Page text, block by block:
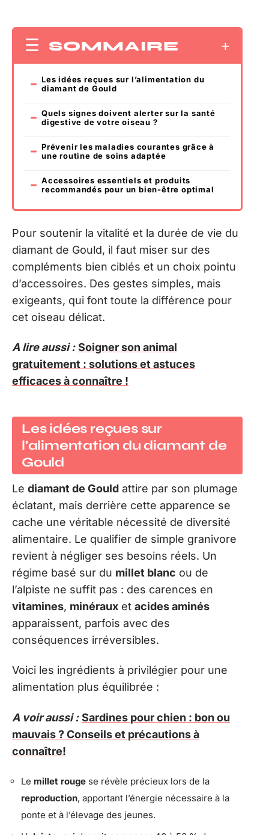
SOMMAIRE
Les idées reçues sur l’alimentation du
diamant de Gould
Quels signes doivent alerter sur la santé
digestive de votre oiseau ?
Prévenir les maladies courantes grâce à
une routine de soins adaptée
Accessoires essentiels et produits
recommandés pour un bien-être optimal
Pour soutenir la vitalité et la durée de vie du
diamant de Gould, il faut miser sur des
compléments bien ciblés et un choix pointu
d’accessoires. Des gestes simples, mais
exigeants, qui font toute la différence pour
cet oiseau délicat.
A lire aussi : Soigner son animal
gratuitement : solutions et astuces
efficaces à connaître !
Les idées reçues sur
l’alimentation du diamant de
Gould
Le diamant de Gould attire par son plumage
éclatant, mais derrière cette apparence se
cache une véritable nécessité de diversité
alimentaire. Le qualifier de simple granivore
revient à négliger ses besoins réels. Un
régime basé sur du millet blanc ou de
l’alpiste ne suffit pas : des carences en
vitamines, minéraux et acides aminés
apparaissent, parfois avec des
conséquences irréversibles.
Voici les ingrédients à privilégier pour une
alimentation plus équilibrée :
A voir aussi : Sardines pour chien : bon ou
mauvais ? Conseils et précautions à
connaître!
Le millet rouge se révèle précieux lors de la
reproduction, apportant l’énergie nécessaire à la
ponte et à l’élevage des jeunes.